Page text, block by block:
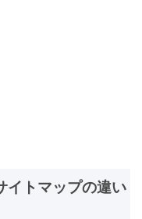
イトマップの違い